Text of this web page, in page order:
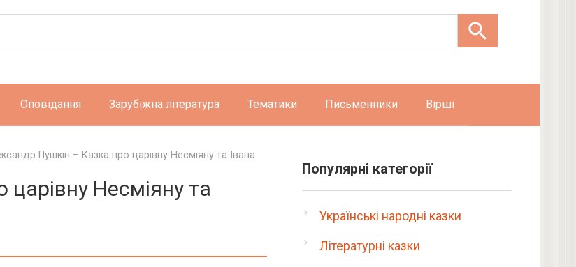
Оповідання Зарубіжна література Тематики Письменники Вірші
Пушкін – Казка про царівну Несміяну та Івана
Несміяну та
Популярні категорії
Українські народні казки
Літературні казки